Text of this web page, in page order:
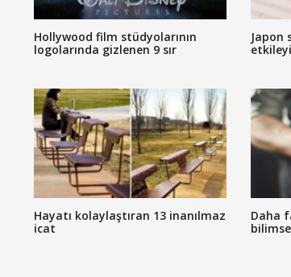
Hollywood film stüdyolarının
logolarında gizlenen 9 sır
Japon
Hayatı kolaylaştıran 13 inanılmaz
icat
Daha